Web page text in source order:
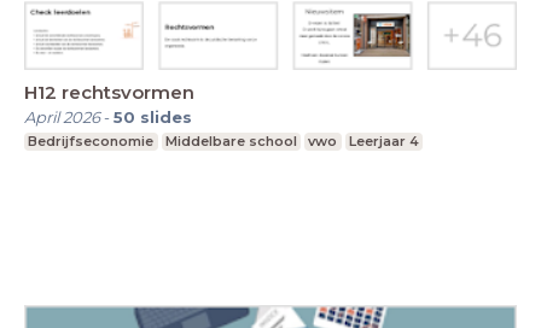
H12 rechtsvormen
April 2026-50 slides
Bedrijfseconomie Middelbare school vwo Leerjaar 4